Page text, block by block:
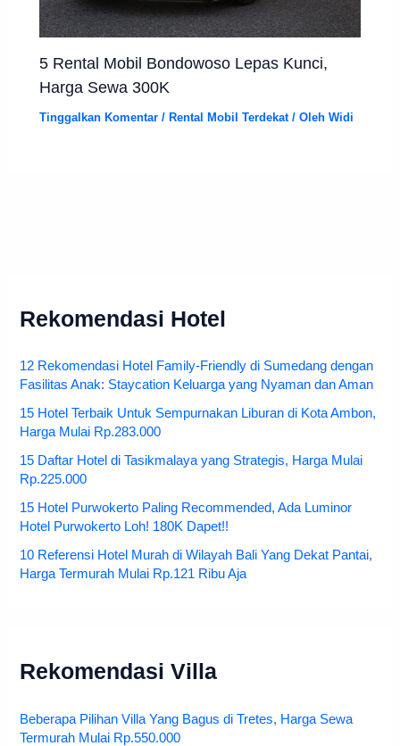
5 Rental Mobil Bondowoso Lepas Kunci,
Harga Sewa 300K
Tinggalkan Komentar /Rental Mobil Terdekat/ OlehWidi
Rekomendasi Hotel
12 Rekomendasi Hotel Family-Friendly di Sumedang dengan
Fasilitas Anak: Staycation Keluarga yang Nyaman dan Aman
15 Hotel Terbaik Untuk Sempurnakan Liburan di Kota Ambon,
Harga Mulai Rp.283.000
15 Daftar Hotel di Tasikmalaya yang Strategis, Harga Mulai
Rp.225.000
15 Hotel Purwokerto Paling Recommended, Ada Luminor
Hotel Purwokerto Loh! 180K Dapet!!
10 Referensi Hotel Murah di Wilayah Bali Yang Dekat Pantai,
Harga Termurah Mulai Rp.121 Ribu Aja
Rekomendasi Villa
Beberapa Pilihan Villa Yang Bagus di Tretes, Harga Sewa
Termurah Mulai Rp.550.000